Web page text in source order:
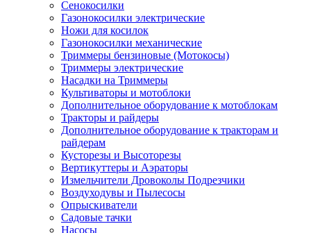
Сенокосилки
Газонокосилки электрические
Ножи для косилок
Газонокосилки механические
Триммеры бензиновые (Мотокосы)
Триммеры электрические
Насадки на Триммеры
Культиваторы и мотоблоки
Дополнительное оборудование к мотоблокам
Тракторы и райдеры
Дополнительное оборудование к тракторам и
райдерам
Кусторезы и Высоторезы
Вертикуттеры и Аэраторы
Измельчители Дровоколы Подрезчики
Воздуходувы и Пылесосы
Опрыскиватели
Садовые тачки
Насосы